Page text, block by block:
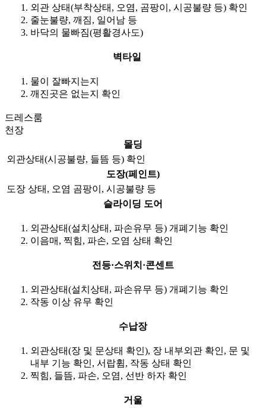
외관 상태(부착상태, 오염, 곰팡이, 시공불량 등) 확인
줄눈불량, 깨짐, 일어남 등
바닥의 물빠짐(평활경사도)
벽타일
물이 잘빠지는지
깨진곳은 없는지 확인
드레스룸
천장
몰딩
외관상태(시공불량, 들뜸 등) 확인
도장(페인트)
도장 상태, 오염 곰팡이, 시공불량 등
슬라이딩 도어
외관상태(설치상태, 파손유무 등) 개폐기능 확인
이음매, 찍힘, 파손, 오염 상태 확인
전등·스위치·콘센트
외관상태(설치상태, 파손유무 등) 개폐기능 확인
작동 이상 유무 확인
수납장
외관상태(장 및 문상태 확인), 장 내부외관 확인, 문 및
내부 기능 확인, 서랍휨, 작동 상태 확인
찍힘, 들뜸, 파손, 오염, 선반 하자 확인
거울